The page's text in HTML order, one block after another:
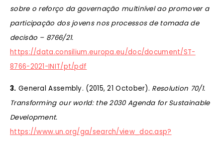
sobre o reforço da governação multinível ao promover a
participação dos jovens nos processos de tomada de
decisão – 8766/21.
https://data.consilium.europa.eu/doc/document/ST-
8766-2021-INIT/pt/pdf
3. General Assembly. (2015, 21 October). Resolution 70/1.
Transforming our world: the 2030 Agenda for Sustainable
Development.
https://www.un.org/ga/search/view_doc.asp?